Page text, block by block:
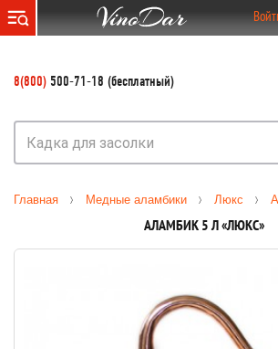
8(800) 500-71-18 (бесплатный)
Главная Медные аламбики Люкс
АЛАМБИК 5 Л «ЛЮКС»